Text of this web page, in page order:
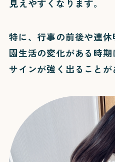
園の生活
施設 小規模保育所
LittleWalkers
見えやすくなります。
特に、行事の前後や連休
園生活の変化がある時期
サインが強く出ることが